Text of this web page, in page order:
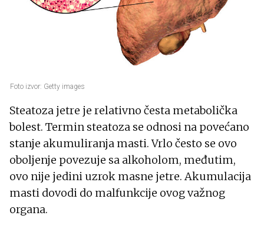
Foto izvor: Getty images
Steatoza jetre je relativno česta metabolička
bolest. Termin steatoza se odnosi na povećano
stanje akumuliranja masti. Vrlo često se ovo
oboljenje povezuje sa alkoholom, međutim,
ovo nije jedini uzrok masne jetre. Akumulacija
masti dovodi do malfunkcije ovog važnog
organa.